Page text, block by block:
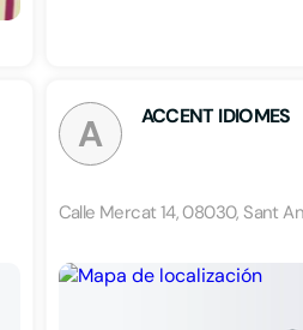
A ACCENT IDIOMES
Calle Mercat 14, 08030, Sant